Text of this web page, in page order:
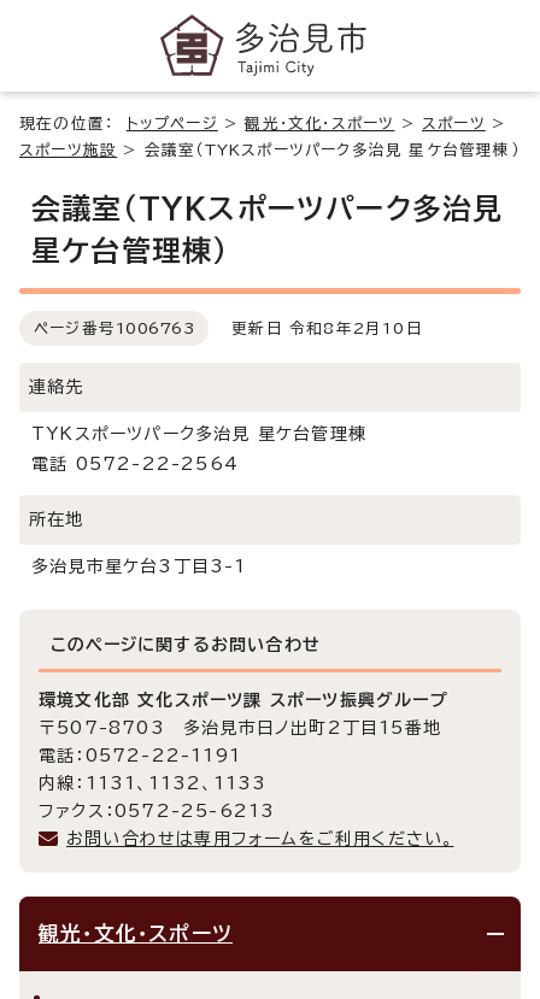
現在の位置： トップページ >観光・文化・スポーツ > スポーツ
>
スポーツ施設
> 会議室（TYKスポーツパーク多治見 星ケ台管理棟）
会議室（TYKスポーツパーク多治見
星ケ台管理棟）
ページ番号 1006763 更新日 令和8年2月10日
連絡先
TYKスポーツパーク多治見 星ケ台管理棟
電話 0572-22-2564
所在地
多治見市星ケ台3丁目3-1
このページに関する お問い合わせ
環境文化部 文化スポーツ課 スポーツ振興グループ
〒507-8703 多治見市日ノ出町2丁目15番地
電話：0572-22-1191
内線：1131、1132、1133
ファクス：0572-25-6213
お問い合わせは専用フォームをご利用ください。
観光・文化・スポーツ